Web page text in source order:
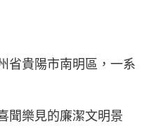
省貴陽市南明區，一系
聞樂見的廉潔文明景